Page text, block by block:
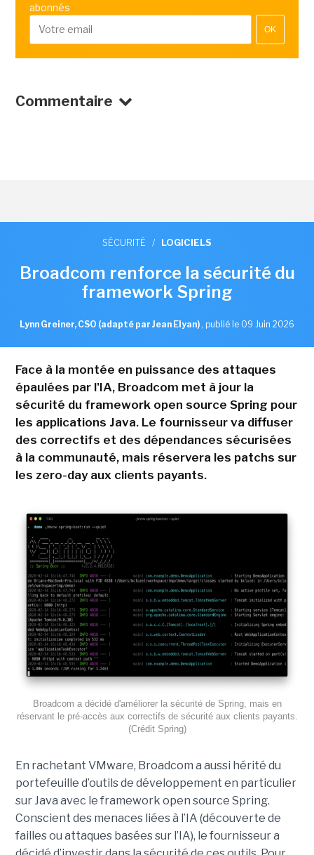
abonnés
OK
Commentaire
SÉCURITÉ / LOGICIELS
Broadcom renforce la sécurité du
framework Spring
Lynn Greiner, CSO (adapté par Jean Elyan) , publié le 09 Juin 2026
Face à la montée en puissance des attaques
épaulées par l'IA, Broadcom met à jour la
sécurité du framework open source Spring pour
les applications Java. Le fournisseur va diffuser
des correctifs et des dépendances sécurisées
à la communauté, mais réservera les patchs sur
les zero-day aux clients payants.
Broadcom a décidé d'améliorer la sécurité de Spring, mais en
réservant le pré-accès aux correctifs de sécurité aux clients payants.
(Crédit Spring)
En rachetant VMware, Broadcom a aussi hérité du
portefeuille d’outils de développement en particulier
sur Java avec le framework open source Spring.
Conscient des menaces liées à l’IA (découverte de
failles ou attaques basées sur l’IA), le fournisseur a